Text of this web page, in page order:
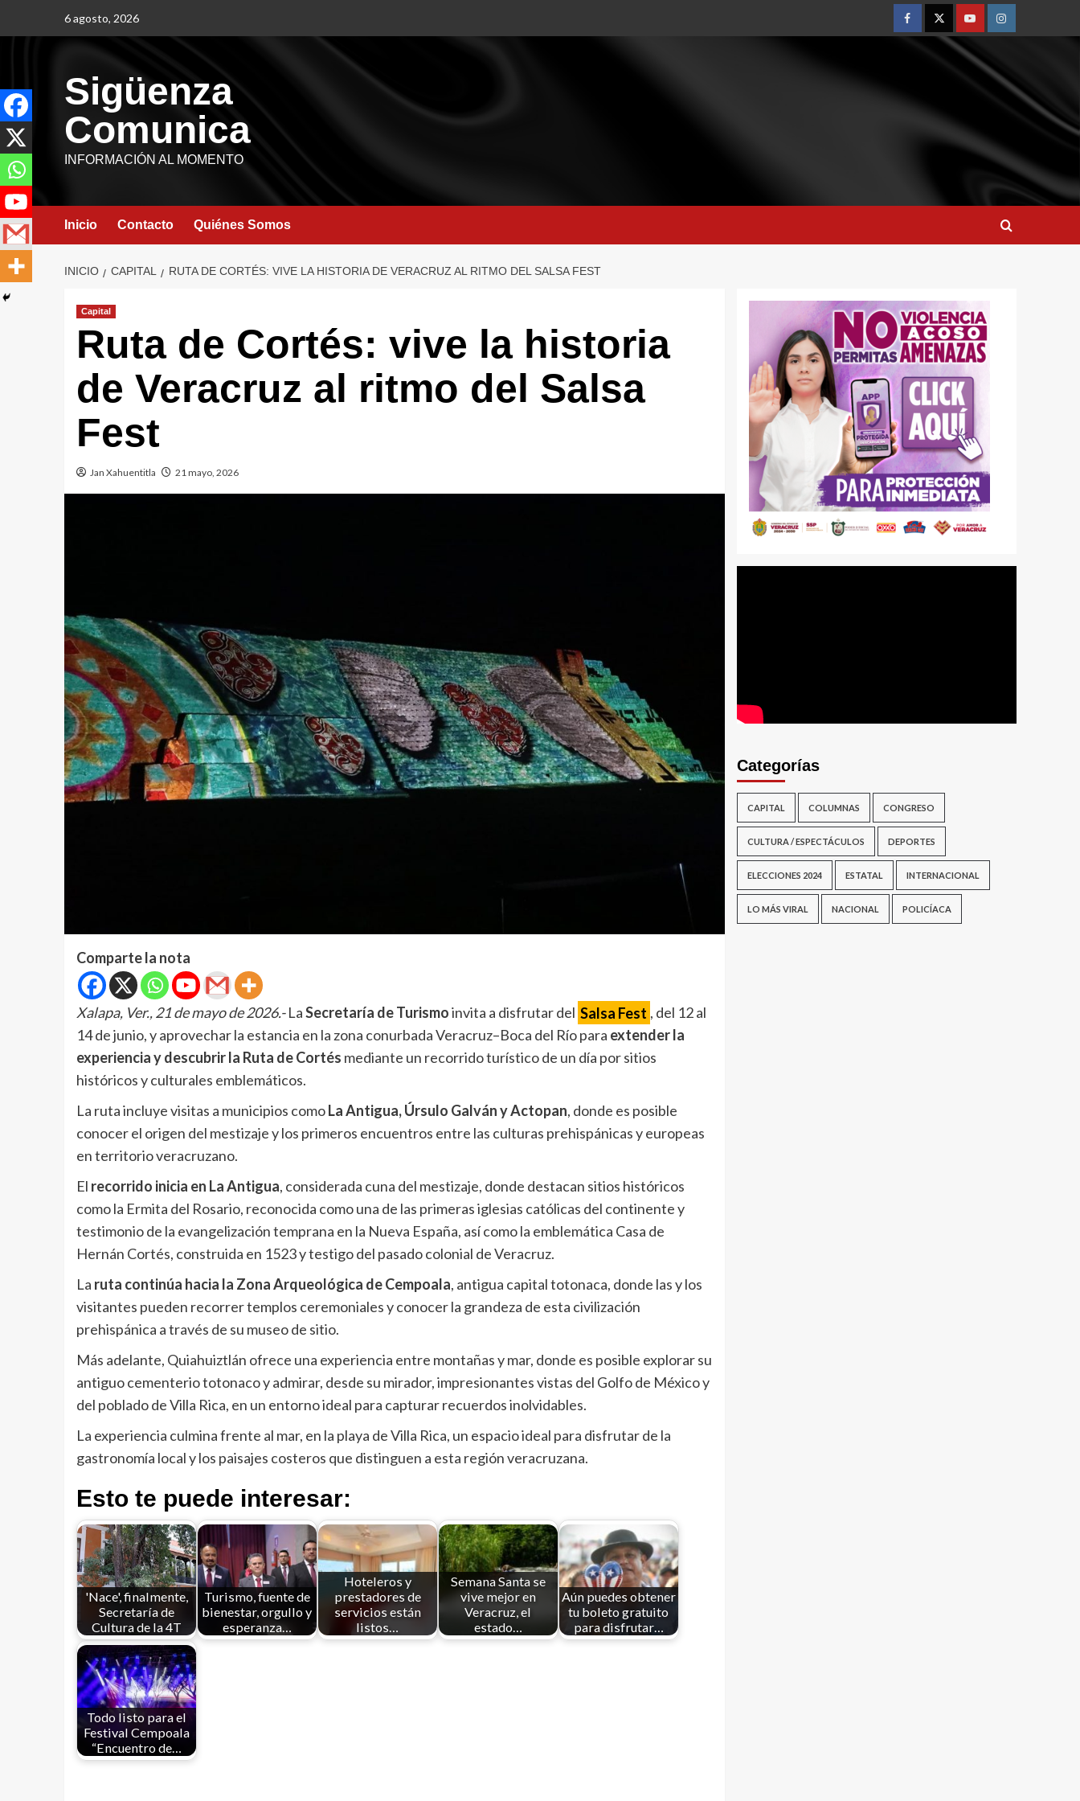
6 agosto, 2026
Sigüenza
Comunica
INFORMACIÓN AL MOMENTO
Inicio Contacto Quiénes Somos
INICIO CAPITAL RUTA DE CORTÉS: VIVE LA HISTORIA DE VERACRUZ AL RITMO DEL SALSA FEST
Capital
Ruta de Cortés: vive la historia
de Veracruz al ritmo del Salsa
Fest
Jan Xahuentitla 21 mayo, 2026
Comparte la nota
Xalapa, Ver., 21 de mayo de 2026.-LaSecretaría de Turismoinvita a disfrutar del Salsa Fest , del 12 al
14 de junio, y aprovechar la estancia en la zona conurbada Veracruz–Boca del Río para extender la
experiencia y descubrir la Ruta de Cortés mediante un recorrido turístico de un día por sitios
históricos y culturales emblemáticos.
La ruta incluye visitas a municipios comoLa Antigua, Úrsulo Galván y Actopan, donde es posible
conocer el origen del mestizaje y los primeros encuentros entre las culturas prehispánicas y europeas
en territorio veracruzano.
El recorrido inicia en La Antigua, considerada cuna del mestizaje, donde destacan sitios históricos
como la Ermita del Rosario, reconocida como una de las primeras iglesias católicas del continente y
testimonio de la evangelización temprana en la Nueva España, así como la emblemática Casa de
Hernán Cortés, construida en 1523 y testigo del pasado colonial de Veracruz.
La ruta continúa hacia la Zona Arqueológica de Cempoala, antigua capital totonaca, donde las y los
visitantes pueden recorrer templos ceremoniales y conocer la grandeza de esta civilización
prehispánica a través de su museo de sitio.
Más adelante, Quiahuiztlán ofrece una experiencia entre montañas y mar, donde es posible explorar su
antiguo cementerio totonaco y admirar, desde su mirador, impresionantes vistas del Golfo de México y
del poblado de Villa Rica, en un entorno ideal para capturar recuerdos inolvidables.
La experiencia culmina frente al mar, en la playa de Villa Rica, un espacio ideal para disfrutar de la
gastronomía local y los paisajes costeros que distinguen a esta región veracruzana.
Esto te puede interesar:
'Nace', finalmente,
Secretaría de
Cultura de la 4T
Turismo, fuente de
bienestar, orgullo y
esperanza…
Hoteleros y
prestadores de
servicios están
listos…
Semana Santa se
vive mejor en
Veracruz, el
estado…
Aún puedes obtener
tu boleto gratuito
para disfrutar…
Todo listo para el
Festival Cempoala
“Encuentro de…
Categorías
CAPITAL COLUMNAS CONGRESO
CULTURA / ESPECTÁCULOS DEPORTES
ELECCIONES 2024 ESTATAL INTERNACIONAL
LO MÁS VIRAL NACIONAL POLICÍACA